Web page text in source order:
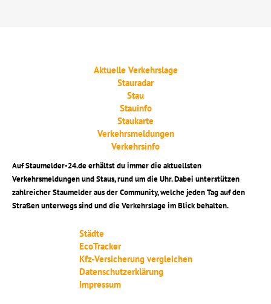
Aktuelle Verkehrslage
Stauradar
Stau
Stauinfo
Staukarte
Verkehrsmeldungen
Verkehrsinfo
Auf Staumelder-24.de erhältst du immer die aktuellsten
Verkehrsmeldungen und Staus, rund um die Uhr. Dabei unterstützen
zahlreicher Staumelder aus der Community, welche jeden Tag auf den
Straßen unterwegs sind und die Verkehrslage im Blick behalten.
Städte
EcoTracker
Kfz-Versicherung vergleichen
Datenschutzerklärung
Impressum